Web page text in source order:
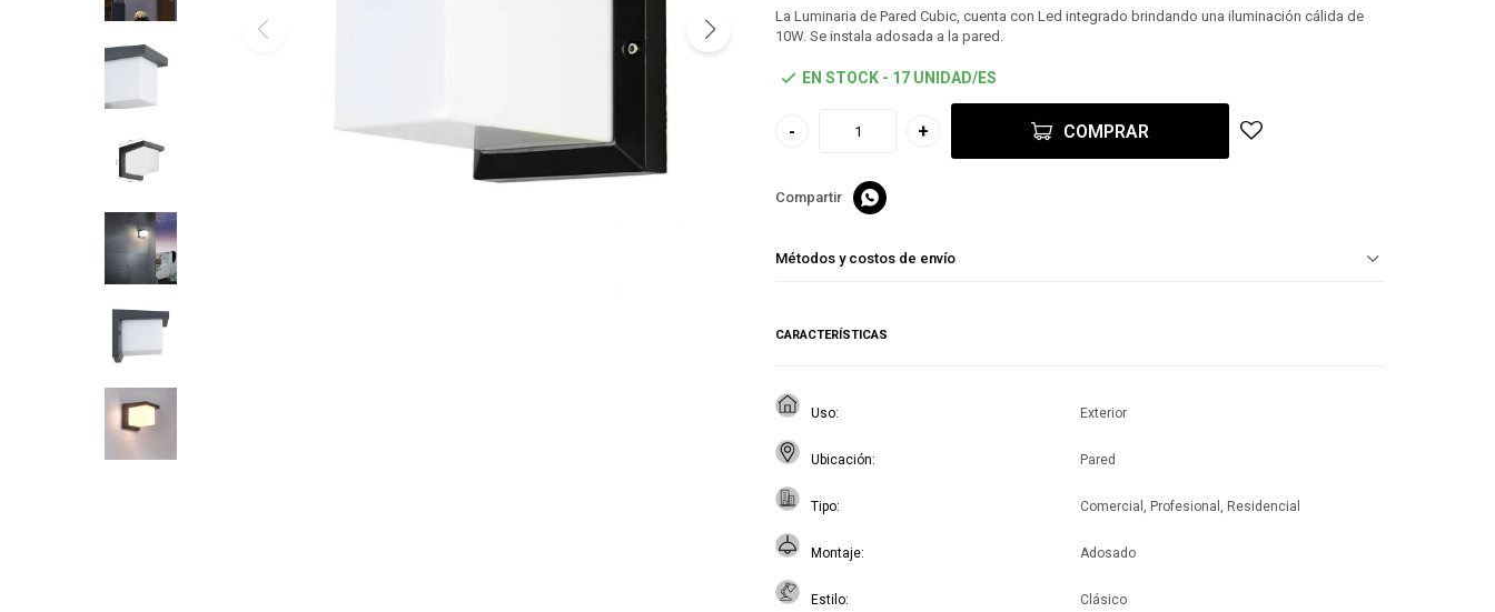
La Luminaria de Pared Cubic, cuenta con Led integrado brindando una iluminación cálida de
10W. Se instala adosada a la pared.
EN STOCK - 17 UNIDAD/ES
- + COMPRAR

Métodos y costos de envío
CARACTERÍSTICAS
Uso Exterior
Ubicación Pared
Tipo Comercial, Profesional, Residencial
Montaje Adosado
Estilo Clásico